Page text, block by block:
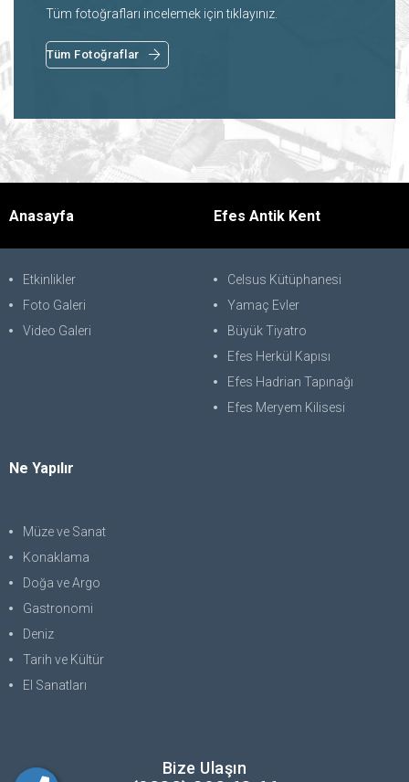
Tüm fotoğrafları incelemek için tıklayınız.
Tüm Fotoğraflar
Anasayfa
Etkinlikler
Foto Galeri
Video Galeri
Efes Antik Kent
Celsus Kütüphanesi
Yamaç Evler
Büyük Tiyatro
Efes Herkül Kapısı
Efes Hadrian Tapınağı
Efes Meryem Kilisesi
Ne Yapılır
Müze ve Sanat
Konaklama
Doğa ve Argo
Gastronomi
Deniz
Tarih ve Kültür
El Sanatları
Bize Ulaşın